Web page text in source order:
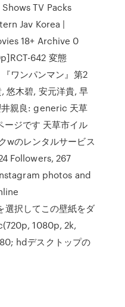
TV Packs
Jav Korea |
18+ Archive 0
642 変態
ワンパンマン』第2
悠木碧, 安元洋貴, 早
井親良: generic 天草
ージです 天草市イル
wのレンタルサービス
Followers, 267
photos and
択してこの壁紙をダ
1080p, 2k,
hdデスクトップの